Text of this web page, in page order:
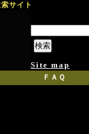
サイト
Site map
ＦＡＱ